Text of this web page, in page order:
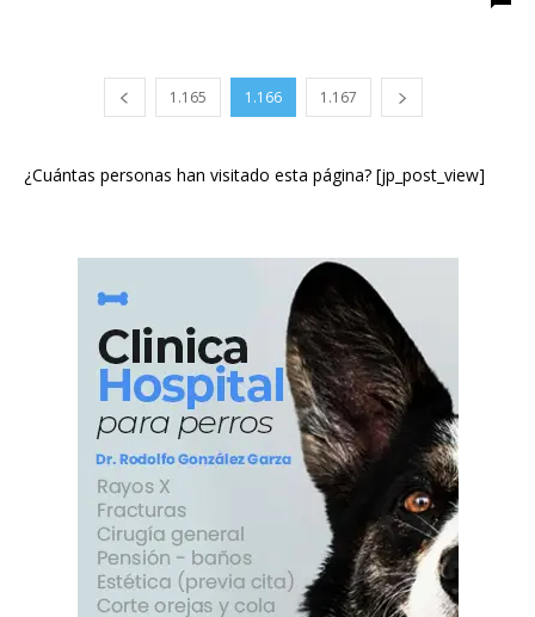
1.165 1.166 1.167
¿Cuántas personas han visitado esta página? [jp_post_view]